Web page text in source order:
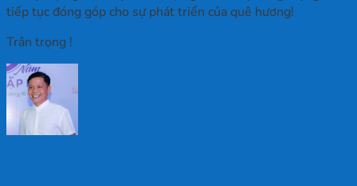
tiếp tục đóng góp cho sự phát triển của quê hương!
Trân trọng !